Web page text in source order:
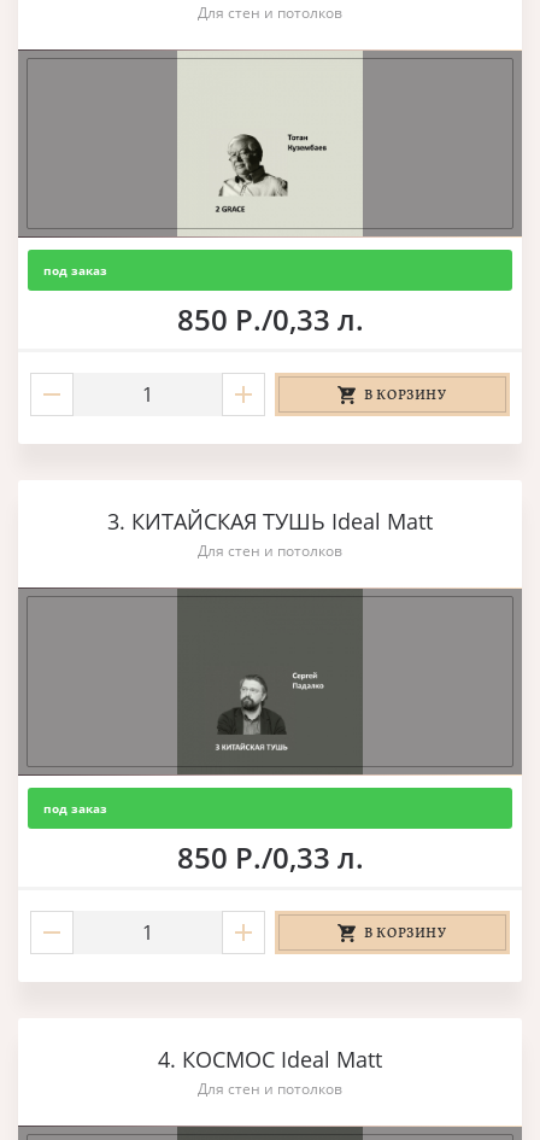
Для стен и потолков
под заказ
850 Р./0,33 л.
В КОРЗИНУ
3. КИТАЙСКАЯ ТУШЬ Ideal Matt
Для стен и потолков
под заказ
850 Р./0,33 л.
В КОРЗИНУ
4. КОСМОС Ideal Matt
Для стен и потолков